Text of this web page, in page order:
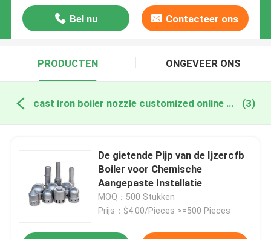
Bel nu Contacteer ons
PRODUCTEN ONGEVEER ONS
cast iron boiler nozzle customized online fabricage (3)
De gietende Pijp van de Ijzercfb
Boiler voor Chemische
Aangepaste Installatie
MOQ：500 Stukken
Prijs：$4.00/Pieces >=500 Pieces